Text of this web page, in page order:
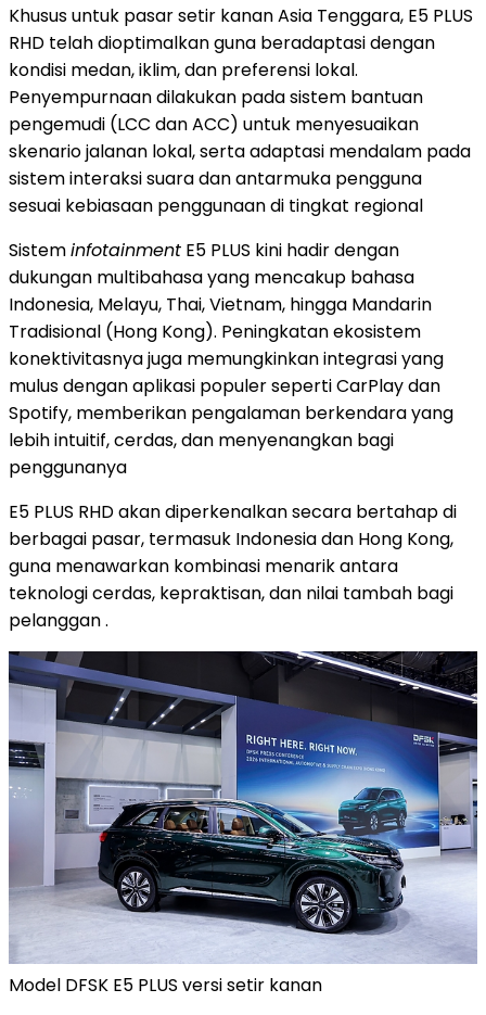
Khusus untuk pasar setir kanan Asia Tenggara, E5 PLUS
RHD telah dioptimalkan guna beradaptasi dengan
kondisi medan, iklim, dan preferensi lokal.
Penyempurnaan dilakukan pada sistem bantuan
pengemudi (LCC dan ACC) untuk menyesuaikan
skenario jalanan lokal, serta adaptasi mendalam pada
sistem interaksi suara dan antarmuka pengguna
sesuai kebiasaan penggunaan di tingkat regional
Sisteminfotainment E5 PLUS kini hadir dengan
dukungan multibahasa yang mencakup bahasa
Indonesia, Melayu, Thai, Vietnam, hingga Mandarin
Tradisional (Hong Kong). Peningkatan ekosistem
konektivitasnya juga memungkinkan integrasi yang
mulus dengan aplikasi populer seperti CarPlay dan
Spotify, memberikan pengalaman berkendara yang
lebih intuitif, cerdas, dan menyenangkan bagi
penggunanya
E5 PLUS RHD akan diperkenalkan secara bertahap di
berbagai pasar, termasuk Indonesia dan Hong Kong,
guna menawarkan kombinasi menarik antara
teknologi cerdas, kepraktisan, dan nilai tambah bagi
pelanggan .
Model DFSK E5 PLUS versi setir kanan